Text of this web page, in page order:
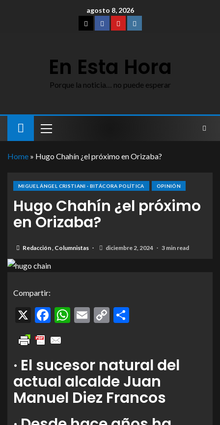
agosto 8, 2026
En Esta Hora
Porque la noticia… no puede esperar
Home » Hugo Chahín ¿el próximo en Orizaba?
MIGUEL ÁNGEL CRISTIANI · BITÁCORA POLÍTICA OPINIÓN
Hugo Chahín ¿el próximo
en Orizaba?
Redacción, Columnistas diciembre 2, 2024 3 min read
Compartir:
X Facebook
WhatsApp
Email
Copy
· El sucesor natural del
actual alcalde Juan
Manuel Diez Francos